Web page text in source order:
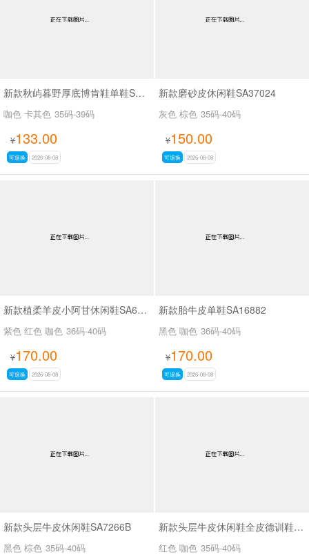
新款秋屿暮野厚底博肯鞋单鞋SA70767
咖色 卡其色 35码-39码
¥133.00
可退换 2026-08-08
新款磨砂皮休闲鞋SA37024
灰色 棕色 35码-40码
¥150.00
可退换 2026-08-08
新款植柔羊皮小阿甘休闲鞋SA6262B
紫色 红色 咖色 36码-40码
¥170.00
可退换 2026-08-08
新款胎牛皮单鞋SA16882
黑色 咖色 36码-40码
¥170.00
可退换 2026-08-08
新款头层牛皮休闲鞋SA7266B
黑色 棕色 35码-40码
新款头层牛皮休闲鞋全皮德训鞋SA111
红色 咖色 35码-40码